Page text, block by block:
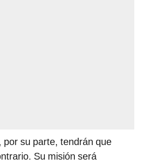
por su parte, tendrán que
Su misión será